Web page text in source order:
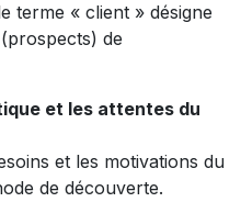
terme « client » désigne
de
et les attentes du
et les motivations du
de découverte.